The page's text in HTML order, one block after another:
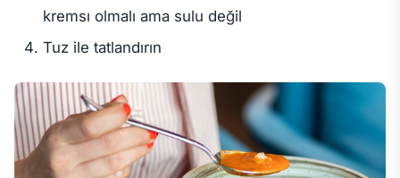
kremsı olmalı ama sulu değil
Tuz ile tatlandırın